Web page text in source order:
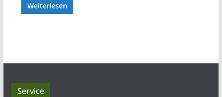
Weiterlesen
Service